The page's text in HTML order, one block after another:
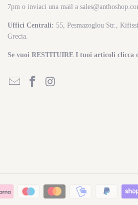
7pm o inviaci una mail a
Uffici Centrali: 55, Pesmazoglou Str.,
Grecia.
Se vuoi RESTITUIRE I tuoi articoli clicca